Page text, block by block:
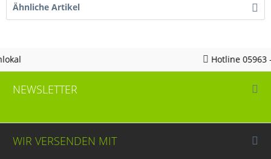
Ähnliche Artikel
Hotline 05963 - 982823
NEWSLETTER
WIR VERSENDEN MIT